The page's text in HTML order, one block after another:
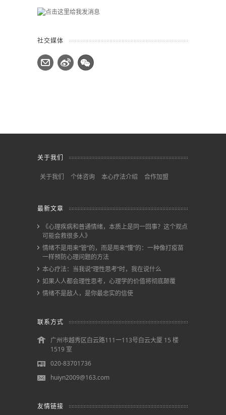
社交媒体
关于我们
关于我们 个体咨询 本心疗法介绍 合作加盟
最新文章
《心理疾病和普通情绪，本质上是同一回事？这个观点
可能会救很多人》
情绪不是用来“管”的，而是用来“懂”的：一种像打疫苗
一样预防心理问题的方法
本心疗法：当我说“理性思考”时，我在说什么
如果人人都会理性思考，心理学的价值将彻底颠覆
情绪不是敌人，是你最忠实的信使
联系方式
广州市越秀区白云路111一113号白云大厦 15 楼
1519 室
020-83701736
huiyn2009@163.com
友情链接